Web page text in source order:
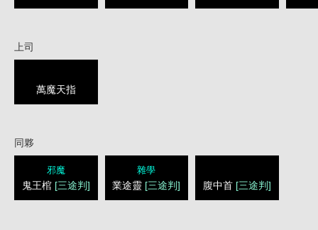
上司
萬魔天指
同夥
邪魔
鬼王棺 [三途判]
雜學
業途靈 [三途判] 腹中首 [三途判]